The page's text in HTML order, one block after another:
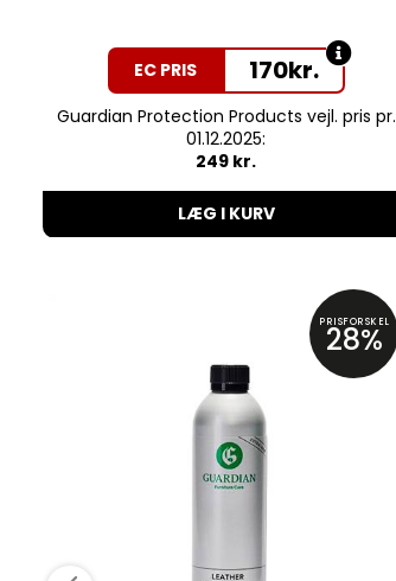
EC PRIS 170kr.
Guardian Protection Products vejl. pris pr.
01.12.2025:
249 kr.
LÆG I KURV
PRISFORSKEL
28%